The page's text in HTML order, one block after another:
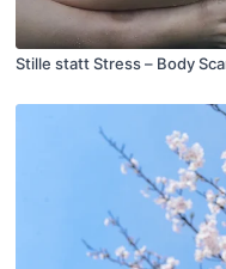
Stille statt Stress – Body